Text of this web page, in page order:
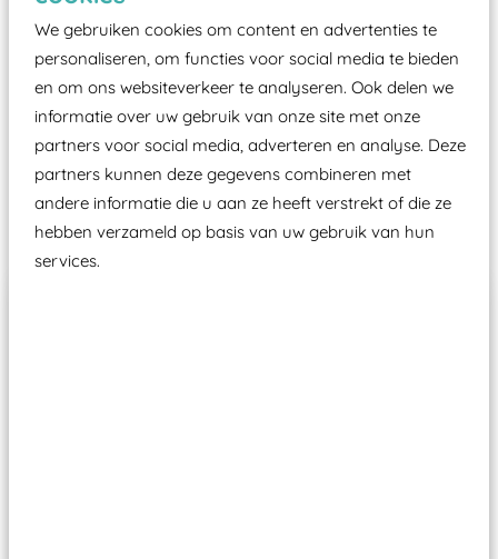
We gebruiken cookies om content en advertenties te
personaliseren, om functies voor social media te bieden
en om ons websiteverkeer te analyseren. Ook delen we
informatie over uw gebruik van onze site met onze
partners voor social media, adverteren en analyse. Deze
partners kunnen deze gegevens combineren met
andere informatie die u aan ze heeft verstrekt of die ze
hebben verzameld op basis van uw gebruik van hun
services.
certificering, uitgegeven door een Nederlands
aangewezen keuringsinstantie?
Wij ook speeltoestellen kunnen laten keuren zodat
ze toch binnen het Warenwetbesluit Attractie- en
Speeltoestellen vallen?
Past er goed bij